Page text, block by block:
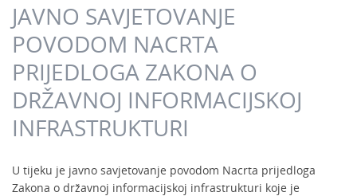
JAVNO SAVJETOVANJE
POVODOM NACRTA
PRIJEDLOGA ZAKONA O
DRŽAVNOJ INFORMACIJSKOJ
INFRASTRUKTURI
U tijeku je javno savjetovanje povodom Nacrta prijedloga
Zakona o državnoj informacijskoj infrastrukturi koje je